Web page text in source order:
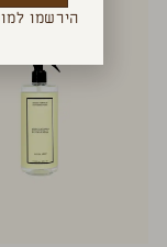
הירשמו